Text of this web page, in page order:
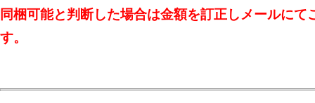
同梱可能と判断した場合は金額を訂正しメールにて
す。